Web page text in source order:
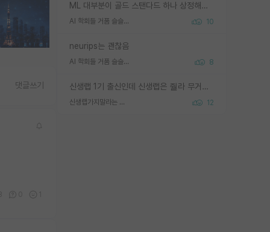
ML 대부분이 골드 스탠다드 하나 상정해놓고 (벤치마크 데이터셋이 여러 개면 여러 개 상정) 그거 얼마나 잘 맞추나 싸움임 가끔 번뜩이는 설계 철학을 보여주는 논문들도 있지만 대부분 그거 성적 얼마나 더 올리느라에 혈안이 되어 있는 측면이 잇음
AI 학회들 거품 슬슬 지적이 나오네요 10
neurips는 괜찮음
AI 학회들 거품 슬슬 지적이 나오네요 8
신생랩 1기 출신인데 신생랩은 줠라 무거운 바벨 같은거임. 들면 대박인데 못들면 깔려 죽음. 아무도 알려주지 않는 환경에서 자생해야하지만, 일단 살아남았다면 그 어떤 사람보다 악착같고 생존력 높은 사람으로 거듭날 수 있음
신생랩가지말라는 이유가 있었구나 12
댓글쓰기